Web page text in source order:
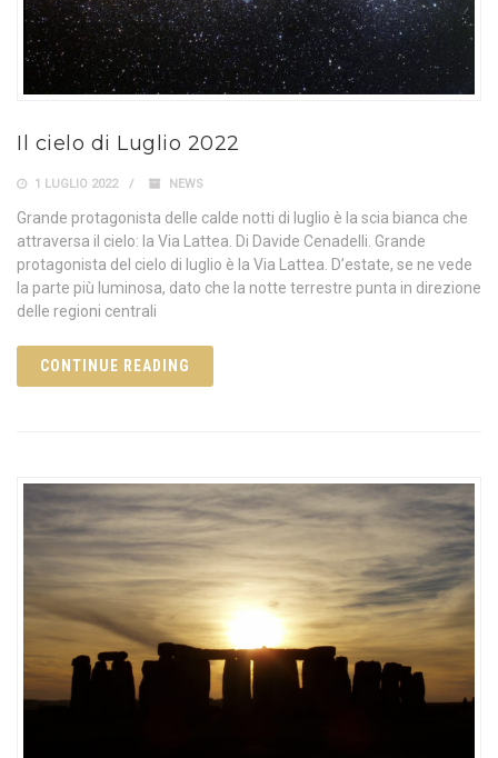
Il cielo di Luglio 2022
1 LUGLIO 2022 NEWS
Grande protagonista delle calde notti di luglio è la scia bianca che
attraversa il cielo: la Via Lattea. Di Davide Cenadelli. Grande
protagonista del cielo di luglio è la Via Lattea. D’estate, se ne vede
la parte più luminosa, dato che la notte terrestre punta in direzione
delle regioni centrali
CONTINUE READING